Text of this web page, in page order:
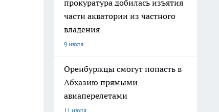
прокуратура добилась изъятия
части акватории из частного
владения
9 июля
Оренбуржцы смогут попасть в
Абхазию прямыми
авиаперелетами
11 июля